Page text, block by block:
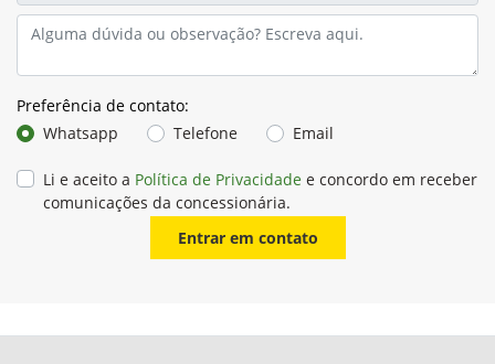
Preferência de contato:
Whatsapp
Telefone Email
Li e aceito a Política de Privacidade e concordo em receber
comunicações da concessionária.
Entrar em contato